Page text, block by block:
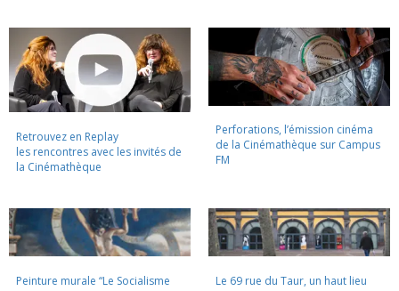
Retrouvez en Replay
les rencontres avec les invités de
la Cinémathèque
Perforations, l’émission cinéma
de la Cinémathèque sur Campus
FM
Peinture murale “Le Socialisme
Le 69 rue du Taur, un haut lieu